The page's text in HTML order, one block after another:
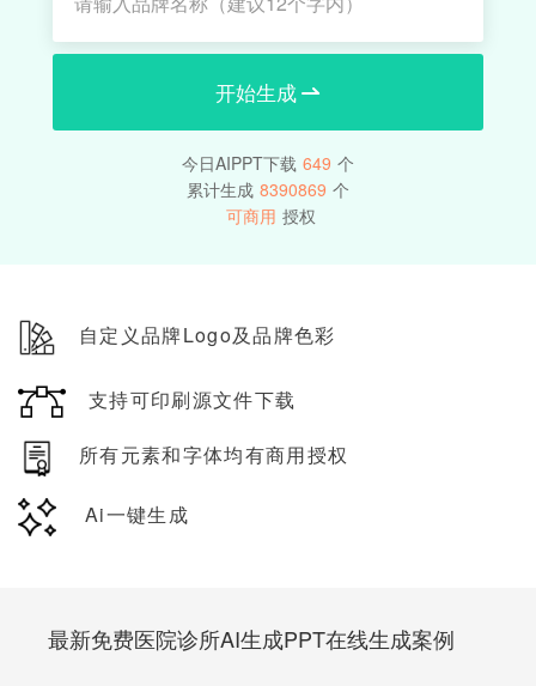
开始生成
今日AIPPT下载 649 个
累计生成 8390869 个
可商用 授权
自定义品牌Logo及品牌色彩
支持可印刷源文件下载
所有元素和字体均有商用授权
Ai一键生成
最新免费医院诊所AI生成PPT在线生成案例